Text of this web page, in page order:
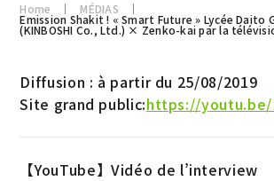
Home MÉDIAS
Emission Shakit ! « Smart Future » Lycée Daito
(KINBOSHI Co., Ltd.) × Zenko-kai par la
Diffusion : à partir du 25/08/2019
Site grand public:https://youtu.be/
【YouTube】Vidéo de l’interview